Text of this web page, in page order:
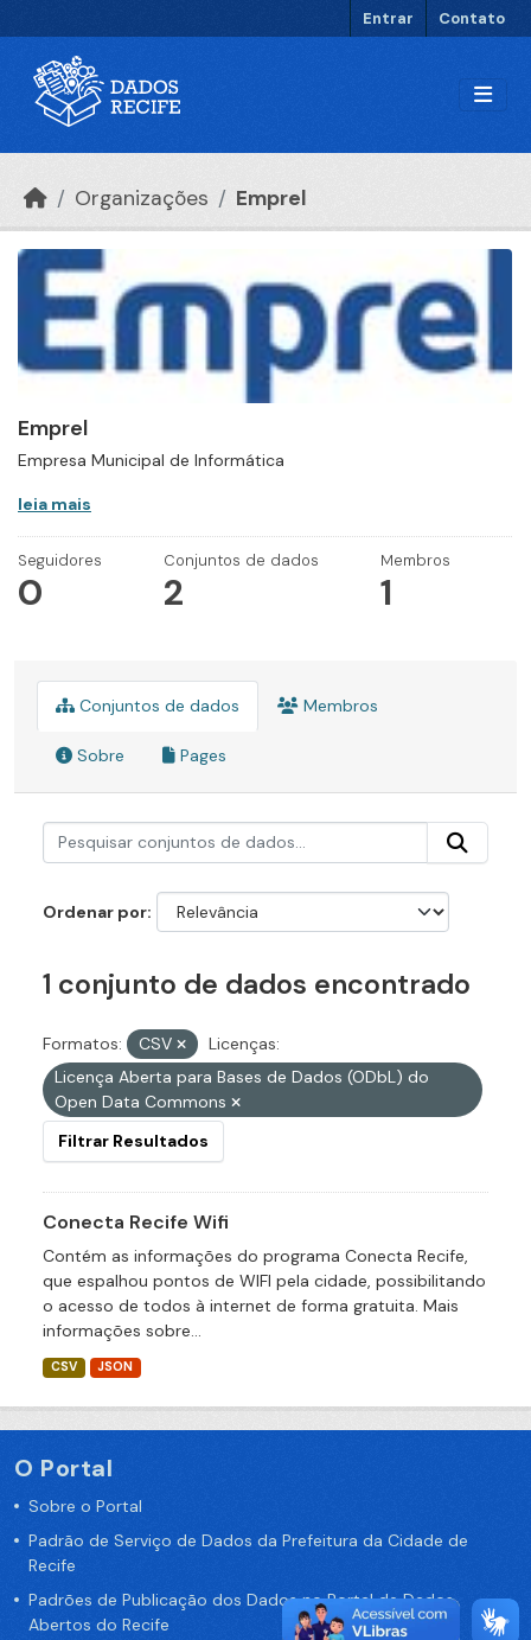
Entrar Contato
Organizações Emprel
Emprel
Empresa Municipal de Informática
leia mais
Seguidores
0
Conjuntos de dados
2
Membros
1
Conjuntos de dados Membros
Sobre Pages
Ordenar por
1 conjunto de dados encontrado
Formatos: CSV
Licenças:
Licença Aberta para Bases de Dados (ODbL) do
Open Data Commons
Filtrar Resultados
Conecta Recife Wifi
Contém as informações do programa Conecta Recife,
que espalhou pontos de WIFI pela cidade, possibilitando
o acesso de todos à internet de forma gratuita. Mais
informações sobre...
CSV JSON
O Portal
Sobre o Portal
Padrão de Serviço de Dados da Prefeitura da Cidade de
Recife
Padrões de Publicação dos Dados no Portal de Dados
Abertos do Recife